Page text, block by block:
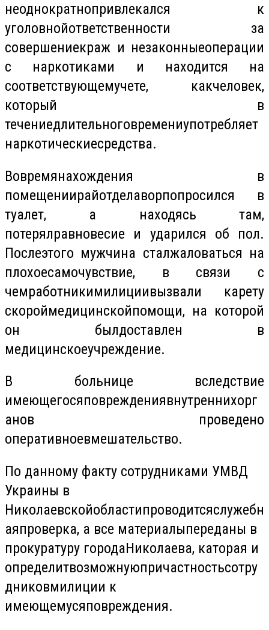
неоднократнопривлекался к
уголовнойответственности за
совершениекраж и незаконныеоперации
с наркотиками и находится на
соответствующемучете, какчеловек,
который в
течениедлительноговремениупотребляет
наркотическиесредства.
Вовремянахождения в
помещениирайотделаворпопросился в
туалет, а находясь там,
потерялравновесие и ударился об пол.
Послеэтого мужчина сталжаловаться на
плохоесамочувствие, в связи с
чемработникимилициивызвали карету
скороймедицинскойпомощи, на которой
он былдоставлен в
медицинскоеучреждение.
В больнице вследствие
имеющегосяповреждениявнутреннихорг
анов проведено
оперативноевмешательство.
По данному факту сотрудниками УМВД
Украины в
Николаевскойобластипроводитсяслужебн
аяпроверка, а все материалыпереданы в
прокуратуру городаНиколаева, каторая и
определитвозможнуюпричастностьсотру
дниковмилиции к
имеющемусяповреждения.